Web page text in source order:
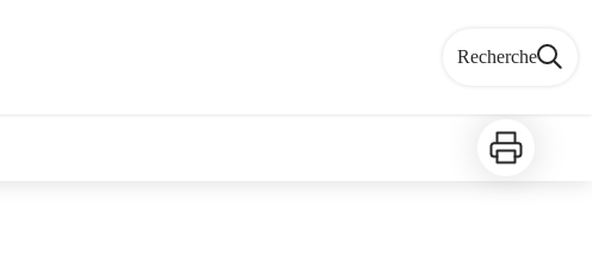
Recherche
Imprimer